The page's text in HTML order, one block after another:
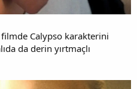
Calypso karakterini
da derin yırtmaçlı